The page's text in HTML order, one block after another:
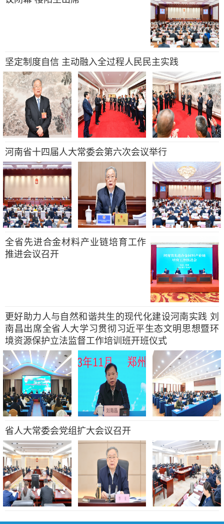
坚定制度自信 主动融入全过程人民民主实践
河南省十四届人大常委会第六次会议举行
全省先进合金材料产业链培育工作
推进会议召开
更好助力人与自然和谐共生的现代化建设河南实践 刘
南昌出席全省人大学习贯彻习近平生态文明思想暨环
境资源保护立法监督工作培训班开班仪式
省人大常委会党组扩大会议召开